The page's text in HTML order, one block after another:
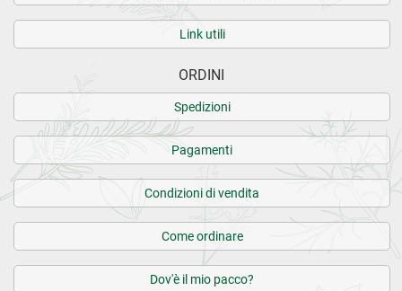
Link utili
ORDINI
Spedizioni
Pagamenti
Condizioni di vendita
Come ordinare
Dov'è il mio pacco?